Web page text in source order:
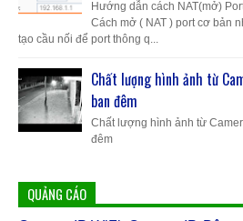
Hướng dẫn cách NAT(mở)
Cách mở ( NAT ) port cơ bản
tạo cầu nối để port thông q...
Chất lượng hình ảnh từ
ban đêm
Chất lượng hình ảnh từ
đêm
QUẢNG CÁO